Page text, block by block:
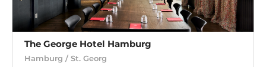
The George Hotel Hamburg
Hamburg / St. Georg